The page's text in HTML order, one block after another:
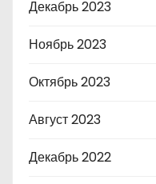
Декабрь 2023
Ноябрь 2023
Октябрь 2023
Август 2023
Декабрь 2022